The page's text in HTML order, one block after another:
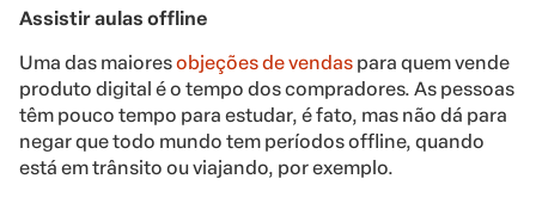
Assistir aulas offline
Uma das maioresobjeções de vendas para quem vende
produto digital é o tempo dos compradores. As pessoas
têm pouco tempo para estudar, é fato, mas não dá para
negar que todo mundo tem períodos offline, quando
está em trânsito ou viajando, por exemplo.